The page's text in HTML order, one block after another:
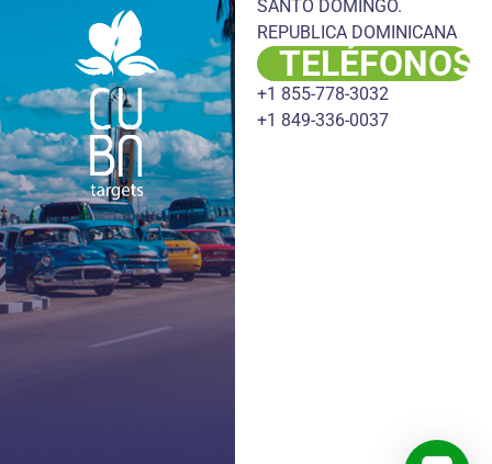
SANTO DOMINGO.
REPUBLICA DOMINICANA
TELÉFONOS
+1 855-778-3032
+1 849-336-0037